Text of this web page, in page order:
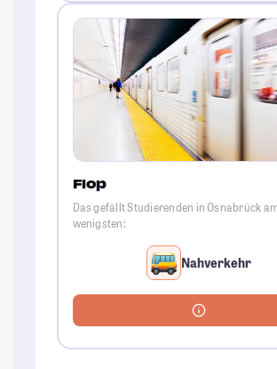
Flop
Das gefällt Studierenden in Osnabrück
wenigsten:
Nahverkehr